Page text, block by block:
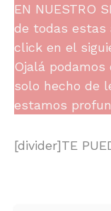
EN NUESTRO
de todas estas
click en el
Ojalá
solo hecho de
estamos
[divider]TE